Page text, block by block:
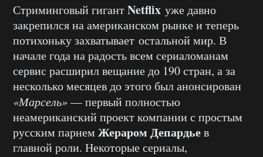
Стриминговый гигантNetflix уже давно
закрепился на американском рынке и теперь
потихоньку захватывает остальной мир. В
начале года на радость всем сериаломанам
сервис расширил вещание до 190 стран, а за
несколько месяцев до этого был анонсирован
«Марсель»— первый полностью
неамериканский проект компании с простым
русским парнем Жераром Депардьев
главной роли. Некоторые сериалы,